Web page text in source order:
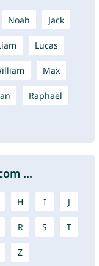
Noah Jack
Lucas
Max
Raphaël
...
H I J
R S T
Z